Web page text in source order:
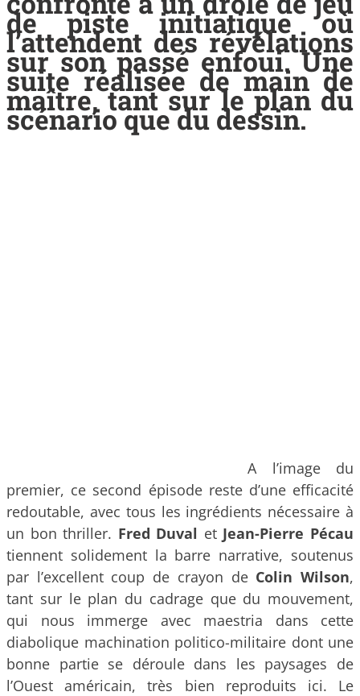
de piste initiatique où
l’attendent des révélations
sur son passé enfoui. Une
suite réalisée de main de
maître, tant sur le plan du
scénario que du dessin.
A l’image du
premier, ce second épisode reste d’une efficacité
redoutable, avec tous les ingrédients nécessaire à
un bon thriller. Fred Duval et Jean-Pierre Pécau
tiennent solidement la barre narrative, soutenus
par l’excellent coup de crayon de Colin Wilson,
tant sur le plan du cadrage que du mouvement,
qui nous immerge avec maestria dans cette
diabolique machination politico-militaire dont une
bonne partie se déroule dans les paysages de
l’Ouest américain, très bien reproduits ici. Le